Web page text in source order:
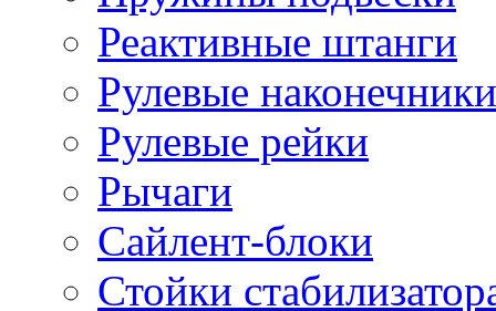
Реактивные штанги
Рулевые наконечники
Рулевые рейки
Рычаги
Сайлент-блоки
Стойки